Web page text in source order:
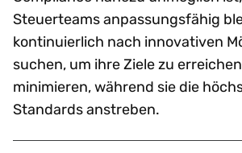
Steuerteams anpassungsfähig
kontinuierlich nach innovativen
suchen, um ihre Ziele zu
minimieren, während sie die
Standards anstreben.